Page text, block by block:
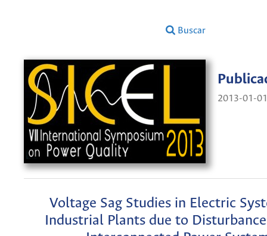
Buscar
2013-01-01
Voltage Sag Studies in Electric
Industrial Plants due to